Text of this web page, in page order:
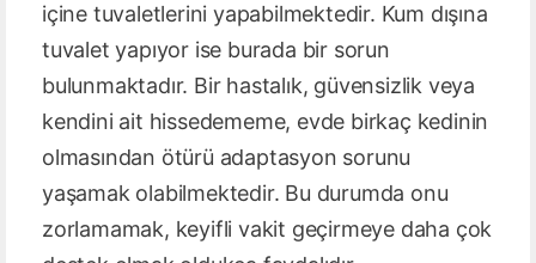
içine tuvaletlerini yapabilmektedir. Kum dışına
tuvalet yapıyor ise burada bir sorun
bulunmaktadır. Bir hastalık, güvensizlik veya
kendini ait hissedememe, evde birkaç kedinin
olmasından ötürü adaptasyon sorunu
yaşamak olabilmektedir. Bu durumda onu
zorlamamak, keyifli vakit geçirmeye daha çok